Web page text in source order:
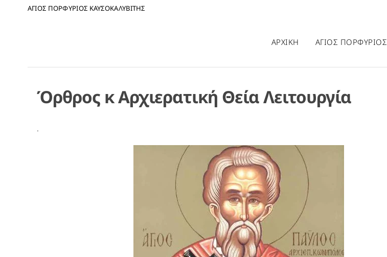
ΑΓΙΟΣ ΠΟΡΦΥΡΙΟΣ ΚΑΥΣΟΚΑΛΥΒΙΤΗΣ
ΑΡΧΙΚΗ ΑΓΙΟΣ ΠΟΡΦΥΡΙΟΣ
Όρθρος κ Αρχιερατική Θεία Λειτουργία
.